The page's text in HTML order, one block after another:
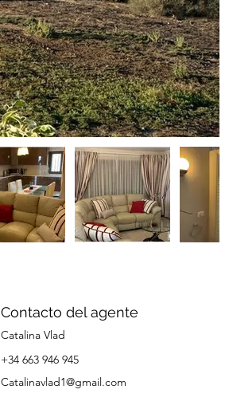
Contacto del agente
Catalina Vlad
+34 663 946 945
Catalinavlad1@gmail.com